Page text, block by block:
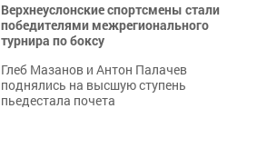
Верхнеуслонские спортсмены стали
победителями межрегионального
турнира по боксу
Глеб Мазанов и Антон Палачев
поднялись на высшую ступень
пьедестала почета